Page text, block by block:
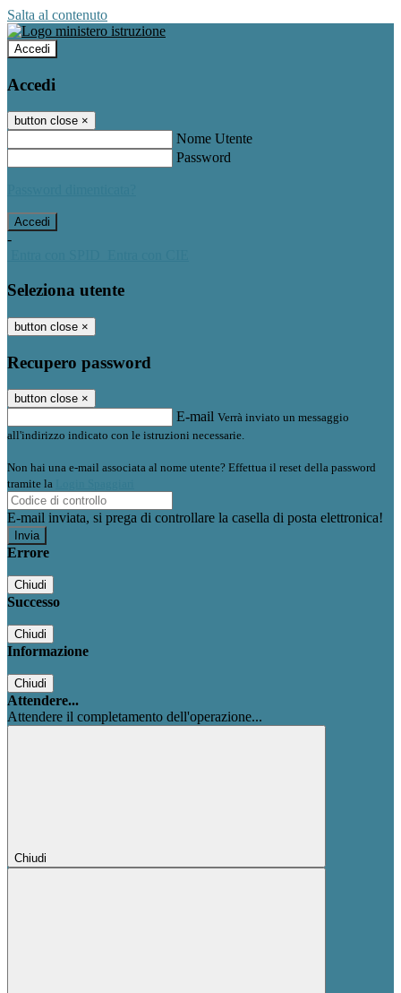
Salta al contenuto
Accedi
Accedi
button close ×
Nome Utente
Password
-
Seleziona utente
button close ×
Recupero password
button close ×
E-mail Verrà inviato un messaggio
all'indirizzo indicato con le istruzioni necessarie.
Non hai una e-mail associata al nome utente? Effettua il reset della password
tramite la
E-mail inviata, si prega di controllare la casella di posta elettronica!
Errore
Chiudi
Successo
Chiudi
Informazione
Chiudi
Attendere...
Attendere il completamento dell'operazione...
Chiudi